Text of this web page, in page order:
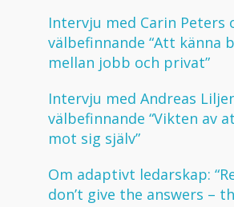
Intervju med Carin Peters
välbefinnande “Att känna
mellan jobb och privat”
Intervju med Andreas
välbefinnande “Vikten av
mot sig själv”
Om adaptivt ledarskap:
don’t give the answers –